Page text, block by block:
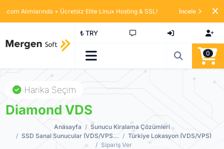
.com Alımlarında + Ücretsiz Elite Linux Hosting & SSL! İncele
₺ TRY
0
Diamond VDS
Harika Seçim
Anasayfa
Sunucu Kiralama Çözümleri
SSD Sanal Sunucular (VDS/VPS...
Türkiye Lokasyon (VDS/VPS)
Sipariş Ver